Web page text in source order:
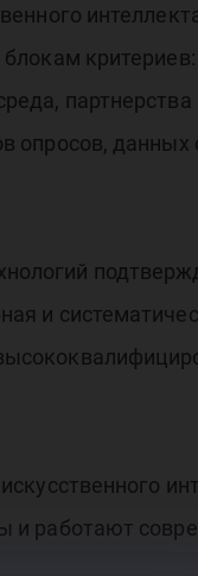
опросов,
и
и работают